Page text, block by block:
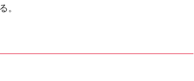
。